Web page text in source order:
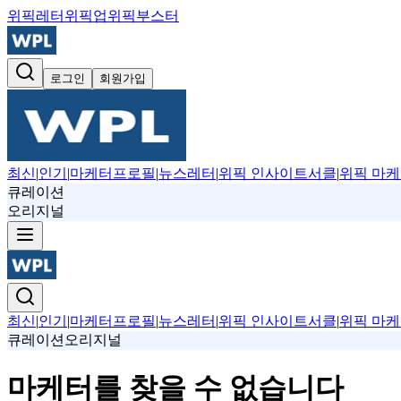
위픽레터 위픽업위픽부스터
로그인 회원가입
최신|인기 |마케터프로필|뉴스레터 |위픽 인사이트서클|위픽 마케
큐레이션
오리지널
최신|인기 |마케터프로필|뉴스레터 |위픽 인사이트서클|위픽 마케
큐레이션 오리지널
마케터를 찾을 수 없습니다